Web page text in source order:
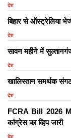
देश
बिहार से ऑस्ट्रेलिया
देश
सावन महीने में
देश
खालिस्तान समर्थक
देश
FCRA Bill 2026
कांग्रेस का व्हिप जारी
देश